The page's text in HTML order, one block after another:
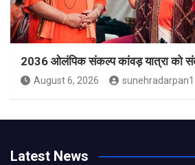
2036 ओलंपिक संकल्प कांवड़ यात्रा को
August 6, 2026
Latest News